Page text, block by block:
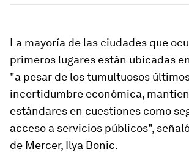
La mayoría de las ciudades que
primeros lugares están ubicadas
"a pesar de los tumultuosos
incertidumbre económica,
estándares en cuestiones como
acceso a servicios públicos",
de Mercer, Ilya Bonic.